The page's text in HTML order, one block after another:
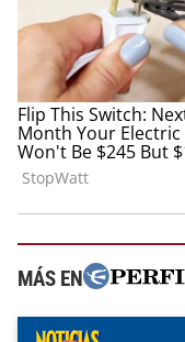
MÁS EN